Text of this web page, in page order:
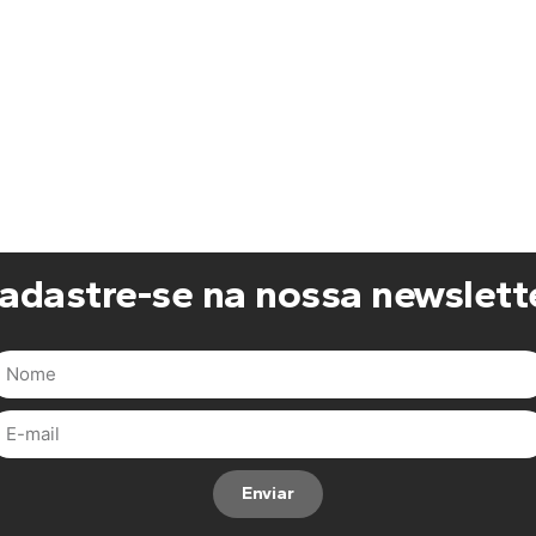
se na nossa
Enviar